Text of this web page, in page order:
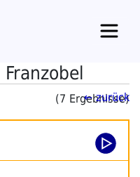
(7 Ergebnisse)
← zurück